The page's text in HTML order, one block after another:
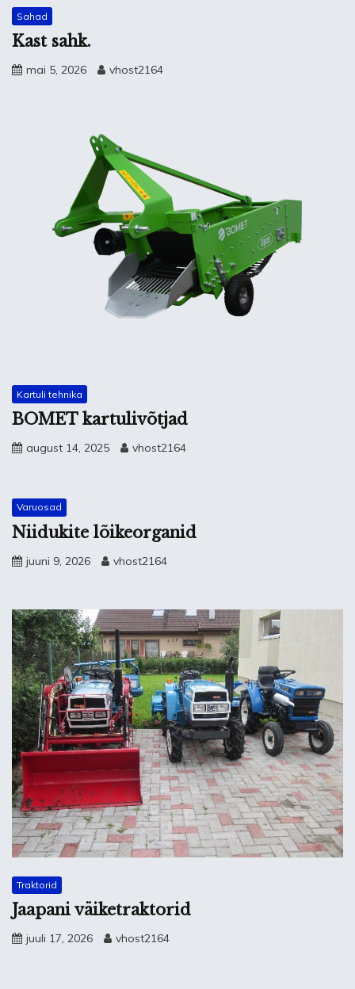
Sahad
Kast sahk.
mai 5, 2026 vhost2164
Kartuli tehnika
BOMET kartulivõtjad
august 14, 2025 vhost2164
Varuosad
Niidukite lõikeorganid
juuni 9, 2026 vhost2164
Traktorid
Jaapani väiketraktorid
juuli 17, 2026 vhost2164